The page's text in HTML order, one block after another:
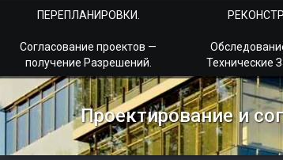
ПЕРЕПЛАНИРОВКИ.
Согласование проектов —
получение Разрешений.
Технические
Проектирование и